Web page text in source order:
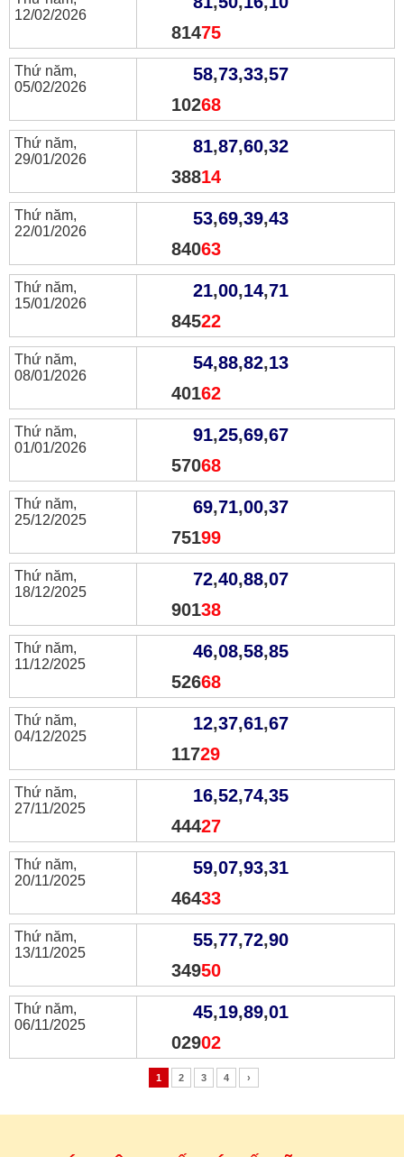
12/02/2026
81475
Thứ năm,
05/02/2026
58,73,33,57
10268
Thứ năm,
29/01/2026
81,87,60,32
38814
Thứ năm,
22/01/2026
53,69,39,43
84063
Thứ năm,
15/01/2026
21,00,14,71
84522
Thứ năm,
08/01/2026
54,88,82,13
40162
Thứ năm,
01/01/2026
91,25,69,67
57068
Thứ năm,
25/12/2025
69,71,00,37
75199
Thứ năm,
18/12/2025
72,40,88,07
90138
Thứ năm,
11/12/2025
46,08,58,85
52668
Thứ năm,
04/12/2025
12,37,61,67
11729
Thứ năm,
27/11/2025
16,52,74,35
44427
Thứ năm,
20/11/2025
59,07,93,31
46433
Thứ năm,
13/11/2025
55,77,72,90
34950
Thứ năm,
06/11/2025
45,19,89,01
02902
1 2 3 4 ›